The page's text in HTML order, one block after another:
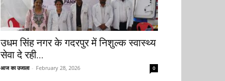
उधम सिंह नगर के गदरपुर में निशुल्क स्वास्थ्य
सेवा दे रही...
आज का उजाला - February 28, 2026 0